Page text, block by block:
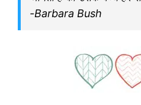
-Barbara Bush